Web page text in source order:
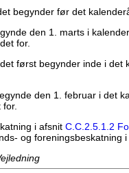
begynder før det
den 1. marts i
for.
først begynder inde i det
den 1. februar i det
i afsnit C.C.2.5.1.2
og foreningsbeskatning i